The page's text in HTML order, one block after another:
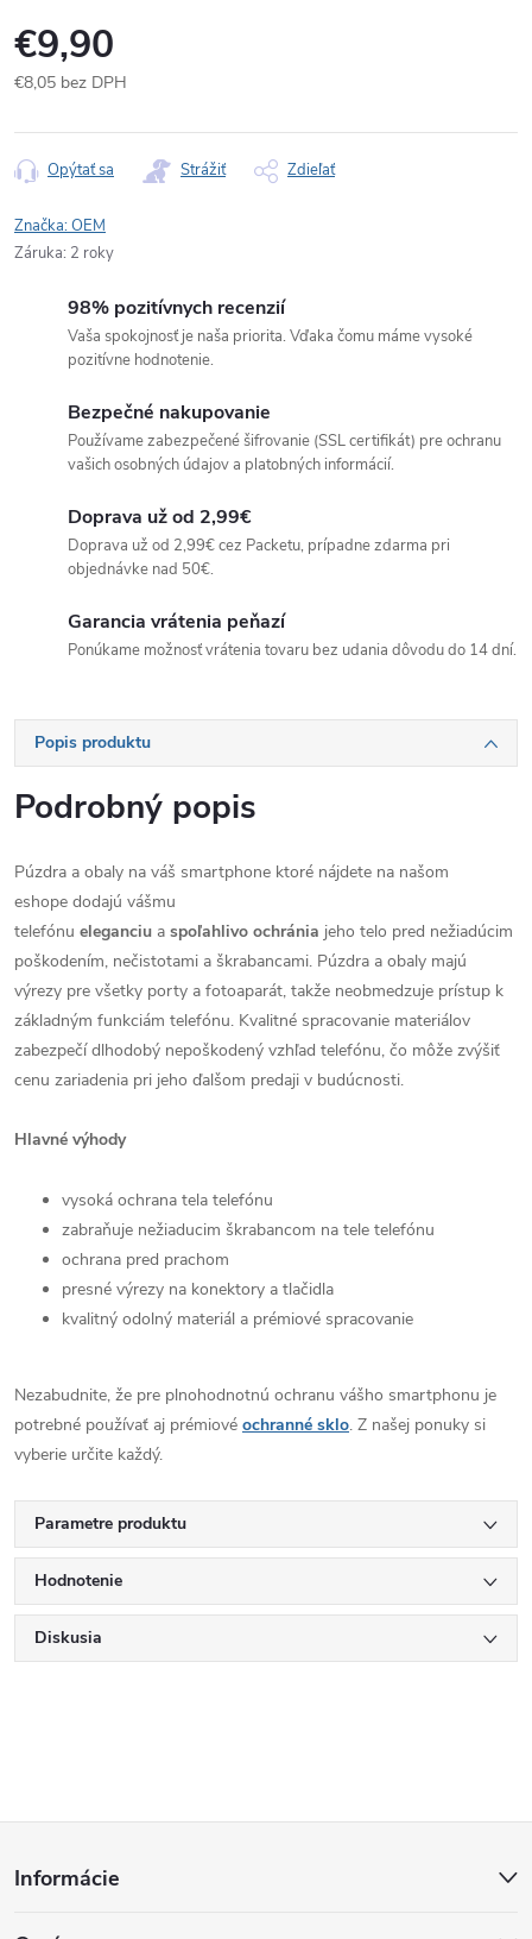
€9,90
€8,05 bez DPH
cena:
Opýtať sa Strážiť Zdieľať
Značka:OEM
Záruka: 2 roky
98% pozitívnych recenzií
Vaša spokojnosť je naša priorita. Vďaka čomu máme vysoké
pozitívne hodnotenie.
Bezpečné nakupovanie
Používame zabezpečené šifrovanie (SSL certifikát) pre ochranu
vašich osobných údajov a platobných informácií.
Doprava už od 2,99€
Doprava už od 2,99€ cez Packetu, prípadne zdarma pri
objednávke nad 50€.
Garancia vrátenia peňazí
Ponúkame možnosť vrátenia tovaru bez udania dôvodu do 14 dní.
Popis produktu
Podrobný popis
Púzdra a obaly na váš smartphone ktoré nájdete na našom
eshope dodajú vášmu
telefónu eleganciu a spoľahlivo ochránia jeho telo pred nežiadúcim
poškodením, nečistotami a škrabancami. Púzdra a obaly majú
výrezy pre všetky porty a fotoaparát, takže neobmedzuje prístup k
základným funkciám telefónu. Kvalitné spracovanie materiálov
zabezpečí dlhodobý nepoškodený vzhľad telefónu, čo môže zvýšiť
cenu zariadenia pri jeho ďalšom predaji v budúcnosti.
Hlavné výhody
vysoká ochrana tela telefónu
zabraňuje nežiaducim škrabancom na tele telefónu
ochrana pred prachom
presné výrezy na konektory a tlačidla
kvalitný odolný materiál a prémiové spracovanie
Nezabudnite, že pre plnohodnotnú ochranu vášho smartphonu je
potrebné používať aj prémiové ochranné sklo. Z našej ponuky si
vyberie určite každý.
Parametre produktu
Hodnotenie
Diskusia
Informácie